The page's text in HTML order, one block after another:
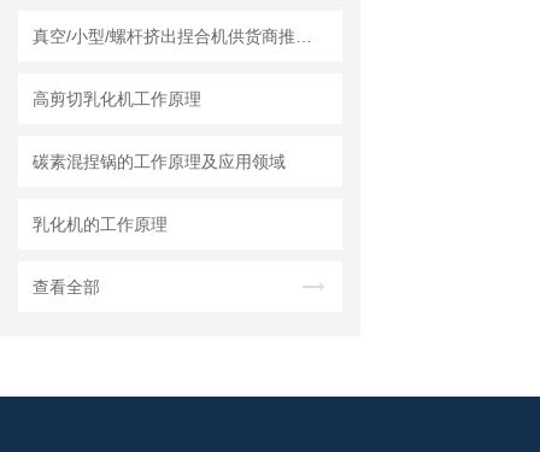
高剪切乳化机工作原理
碳素混捏锅的工作原理及应用领域
乳化机的工作原理
查看全部